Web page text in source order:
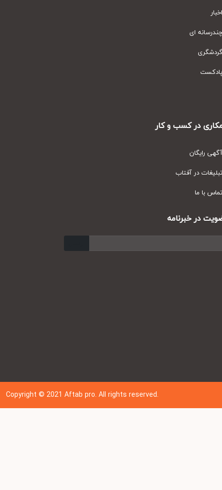
ای
در کسب و کار
رایگان
در آفتاب
با ما
در خبرنامه
Copyright © 202 1Aftab pro. All rights reserved.